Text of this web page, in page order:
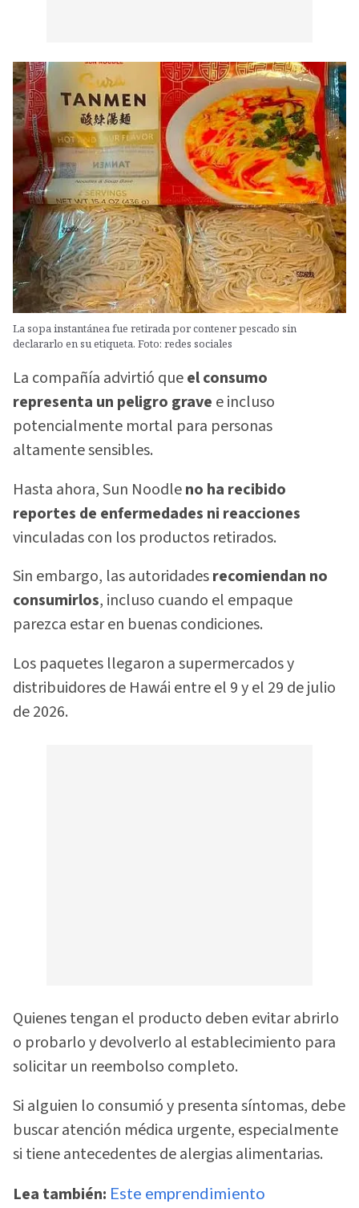
La sopa instantánea fue retirada por contener pescado sin
declararlo en su etiqueta. Foto: redes sociales
La compañía advirtió queel consumo
representa un peligro grave e incluso
potencialmente mortal para personas
altamente sensibles.
Hasta ahora, Sun Noodleno ha recibido
reportes de enfermedades ni reacciones
vinculadas con los productos retirados.
Sin embargo, las autoridadesrecomiendan no
consumirlos, incluso cuando el empaque
parezca estar en buenas condiciones.
Los paquetes llegaron a supermercados y
distribuidores de Hawái entre el 9 y el 29 de julio
de 2026.
Quienes tengan el producto deben evitar abrirlo
o probarlo y devolverlo al establecimiento para
solicitar un reembolso completo.
Si alguien lo consumió y presenta síntomas, debe
buscar atención médica urgente, especialmente
si tiene antecedentes de alergias alimentarias.
Lea también: Este emprendimiento